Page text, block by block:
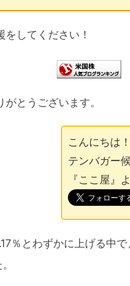
してください！
とうございます。
こんにちは！
テンバガー
『ここ屋』
％とわずかに上げる中